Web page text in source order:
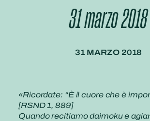
31 marzo 2018
31 MARZO 2018
«Ricordate: “È il cuore che è
[RSND 1, 889]
Quando recitiamo daimoku e